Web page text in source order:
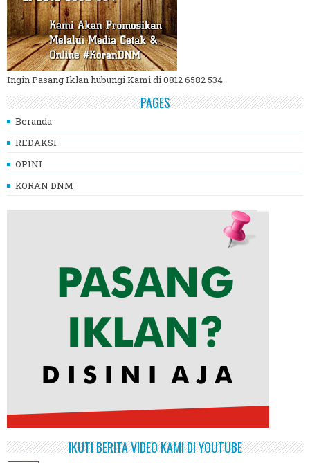
Ingin Pasang Iklan hubungi Kami di 0812 6582 534
PAGES
Beranda
REDAKSI
OPINI
KORAN DNM
IKUTI BERITA VIDEO KAMI DI YOUTUBE